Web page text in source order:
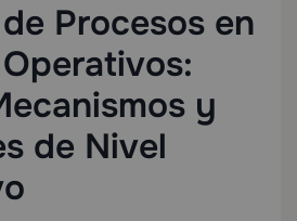
Procesos en
y
de Nivel